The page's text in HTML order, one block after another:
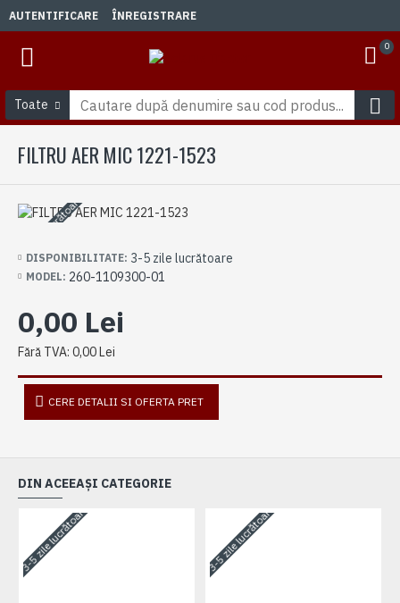
AUTENTIFICARE ÎNREGISTRARE
0
Toate
FILTRU AER MIC 1221-1523
3-5 zile lucrătoare
DISPONIBILITATE: 3-5 zile lucrătoare
MODEL: 260-1109300-01
0,00 Lei
Fără TVA: 0,00 Lei
CERE DETALII SI OFERTA PRET
DIN ACEEAȘI CATEGORIE
3-5 zile lucrătoare 3-5 zile lucrătoare